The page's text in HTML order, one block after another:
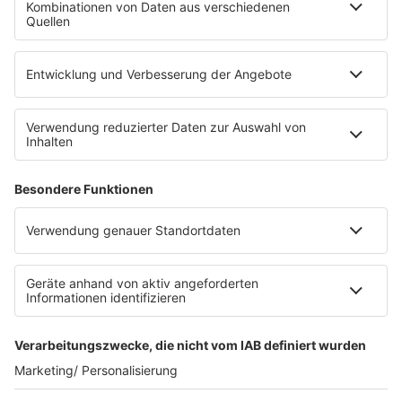
Die Uniklinik Tübingen hat ein neues Fahrradparkhaus
eröffnet. Direkt an der Medizinischen Klinik bietet es
E-Bikes über eine Photovoltaikanlage auf dem …
Impressum
Datenschutzerklärung
Datenschutzeinstellungen